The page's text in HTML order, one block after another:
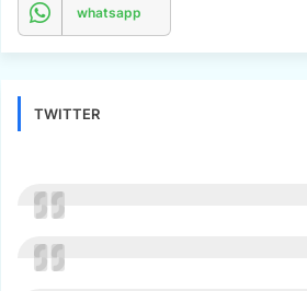
whatsapp
TWITTER